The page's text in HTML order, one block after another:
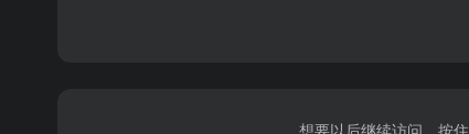
想要以后继续访问，按住